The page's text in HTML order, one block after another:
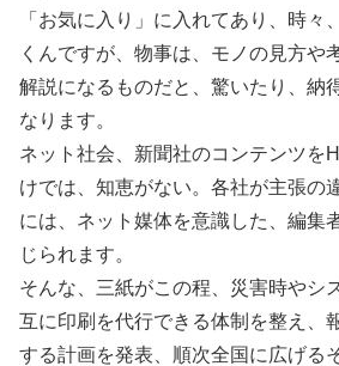
「お気に入り」に入れてあり、時々
くんですが、物事は、モノの見方や
解説になるものだと、驚いたり、納
なります。
ネット社会、新聞社のコンテンツを
けでは、知恵がない。各社が主張の
には、ネット媒体を意識した、編集
じられます。
そんな、三紙がこの程、災害時やシ
互に印刷を代行できる体制を整え、
する計画を発表、順次全国に広げる